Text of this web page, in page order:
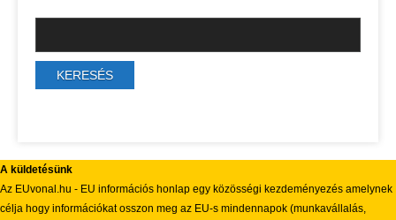
A küldetésünk
Az EUvonal.hu - EU információs honlap egy közösségi kezdeményezés amelynek
célja hogy információkat osszon meg az EU-s mindennapok (munkavállalás,